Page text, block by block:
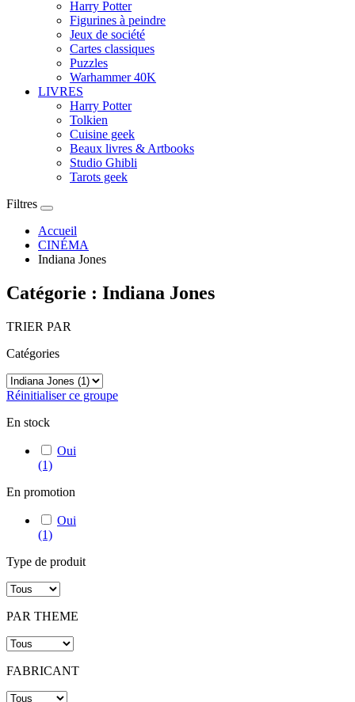
Harry Potter
Figurines à peindre
Jeux de société
Cartes classiques
Puzzles
Warhammer 40K
LIVRES
Harry Potter
Tolkien
Cuisine geek
Beaux livres & Artbooks
Studio Ghibli
Tarots geek
Filtres
Accueil
CINÉMA
Indiana Jones
Catégorie : Indiana Jones
TRIER PAR
Catégories
Réinitialiser ce groupe
En stock
Oui
(1)
En promotion
Oui
(1)
Type de produit
PAR THEME
FABRICANT